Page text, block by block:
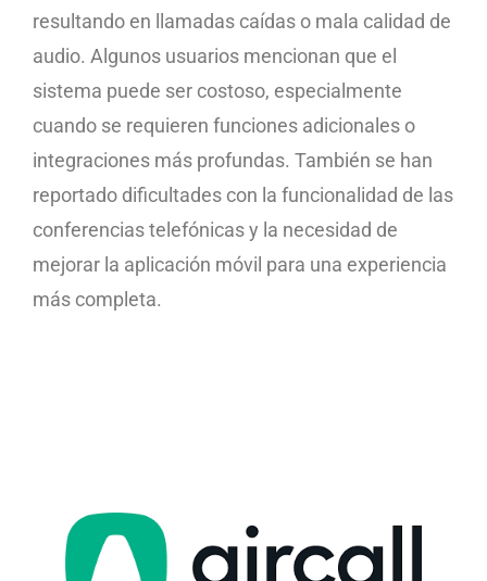
resultando en llamadas caídas o mala calidad de
audio. Algunos usuarios mencionan que el
sistema puede ser costoso, especialmente
cuando se requieren funciones adicionales o
integraciones más profundas. También se han
reportado dificultades con la funcionalidad de las
conferencias telefónicas y la necesidad de
mejorar la aplicación móvil para una experiencia
más completa.